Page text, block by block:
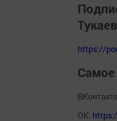
https://
Самое
ОК: